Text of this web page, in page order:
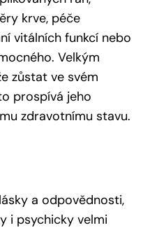
krve, péče
vitálních funkcí nebo
Velkým
zůstat ve svém
prospívá jeho
zdravotnímu stavu.
a odpovědnosti,
i psychicky velmi